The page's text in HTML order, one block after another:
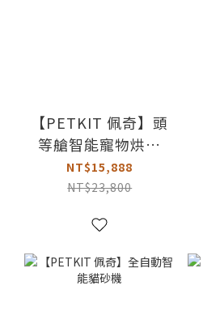
【PETKIT 佩奇】頭
等艙智能寵物烘毛
箱
NT$15,888
NT$23,800